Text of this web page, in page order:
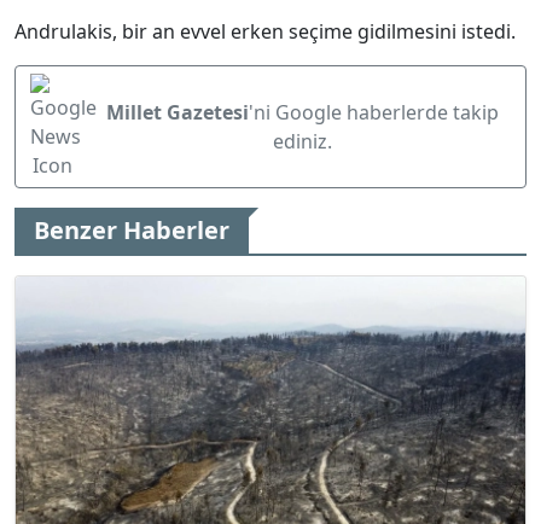
Andrulakis, bir an evvel erken seçime gidilmesini istedi.
Millet Gazetesi'ni Google haberlerde takip
ediniz.
Benzer Haberler